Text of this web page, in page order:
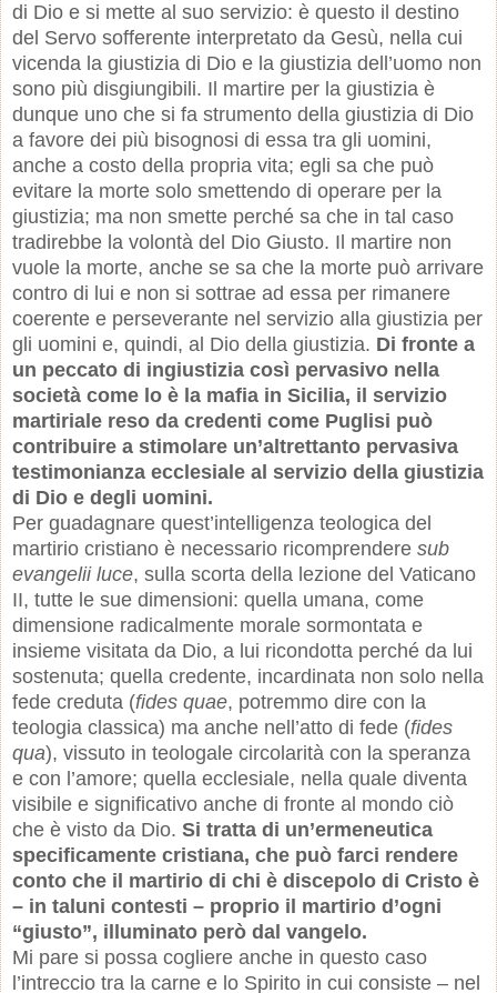
di Dio e si mette al suo servizio: è questo il destino
del Servo sofferente interpretato da Gesù, nella cui
vicenda la giustizia di Dio e la giustizia dell’uomo non
sono più disgiungibili. Il martire per la giustizia è
dunque uno che si fa strumento della giustizia di Dio
a favore dei più bisognosi di essa tra gli uomini,
anche a costo della propria vita; egli sa che può
evitare la morte solo smettendo di operare per la
giustizia; ma non smette perché sa che in tal caso
tradirebbe la volontà del Dio Giusto. Il martire non
vuole la morte, anche se sa che la morte può arrivare
contro di lui e non si sottrae ad essa per rimanere
coerente e perseverante nel servizio alla giustizia per
gli uomini e, quindi, al Dio della giustizia. Di fronte a
un peccato di ingiustizia così pervasivo nella
società come lo è la mafia in Sicilia, il servizio
martiriale reso da credenti come Puglisi può
contribuire a stimolare un’altrettanto pervasiva
testimonianza ecclesiale al servizio della giustizia
di Dio e degli uomini.
Per guadagnare quest’intelligenza teologica del
martirio cristiano è necessario ricomprendere sub
evangelii luce, sulla scorta della lezione del Vaticano
II, tutte le sue dimensioni: quella umana, come
dimensione radicalmente morale sormontata e
insieme visitata da Dio, a lui ricondotta perché da lui
sostenuta; quella credente, incardinata non solo nella
fede creduta (fides quae, potremmo dire con la
teologia classica) ma anche nell’atto di fede (fides
qua), vissuto in teologale circolarità con la speranza
e con l’amore; quella ecclesiale, nella quale diventa
visibile e significativo anche di fronte al mondo ciò
che è visto da Dio. Si tratta di un’ermeneutica
specificamente cristiana, che può farci rendere
conto che il martirio di chi è discepolo di Cristo è
– in taluni contesti – proprio il martirio d’ogni
“giusto”, illuminato però dal vangelo.
Mi pare si possa cogliere anche in questo caso
l’intreccio tra la carne e lo Spirito in cui consiste – nel